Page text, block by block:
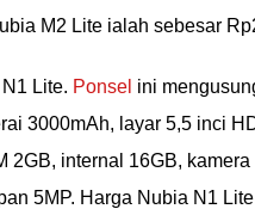
M2 Lite ialah sebesar
Lite. Ponsel ini
3000mAh, layar 5,5 inci
2GB, internal 16GB, kamera
5MP. Harga Nubia N1